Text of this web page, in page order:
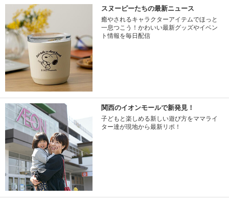
スヌーピーたちの最新ニュース
癒やされるキャラクターアイテムでほっと
一息つこう！かわいい最新グッズやイベン
ト情報を毎日配信
関西のイオンモールで新発見！
子どもと楽しめる新しい遊び方をママライ
ター達が現地から最新リポ！